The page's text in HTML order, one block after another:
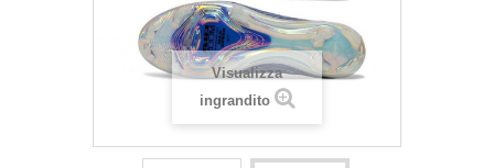
Visualizza
ingrandito